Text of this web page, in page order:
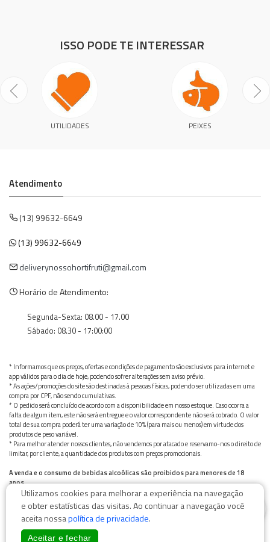
ISSO PODE TE INTERESSAR
UTILIDADES PEIXES
Atendimento
(13) 99632-6649
(13) 99632-6649
deliverynossohortifruti@gmail.com
Horário de Atendimento:
Segunda-Sexta: 08.00 - 17.00
Sábado: 08.30 - 17:00:00
* Informamos que os preços, ofertas e condições de pagamento são exclusivos para internet e
app válidos para o dia de hoje, podendo sofrer alterações sem aviso prévio.
* As ações/promoções do site são destinadas à pessoas físicas, podendo ser utilizadas em uma
compra por CPF, não sendo cumulativas.
* O pedido será concluído de acordo com a disponibilidade em nosso estoque. Caso ocorra a
falta de algum item, este não será entregue e o valor correspondente não será cobrado. O valor
total de sua compra poderá ter uma variação de 10% (para mais ou menos) em virtude dos
produtos de peso variável.
* Para melhor atender nossos clientes, não vendemos por atacado e reservamo-nos o direito de
limitar, por cliente, a quantidade dos produtos com preços promocionais.
A venda e o consumo de bebidas alcoólicas são proibidos para menores de 18
anos.
Bebida alcoólica pode causar dependência química e, em excesso, provoca graves males à saúde.
Beba com moderação
Utilizamos cookies para melhorar a experiência na navegação
e obter estatísticas das visitas. Ao continuar a navegação você
aceita nossapolítica de privacidade.
Aceitar e fechar